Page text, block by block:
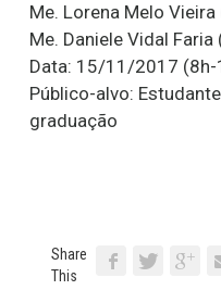
Me. Lorena Melo Vieira
Me. Daniele Vidal Faria
Data: 15/11/2017 (8h-
Público-alvo:
graduação
Share
This